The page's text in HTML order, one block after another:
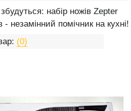
набір ножів Zepter
незамінний помічник на кухні!
(0)